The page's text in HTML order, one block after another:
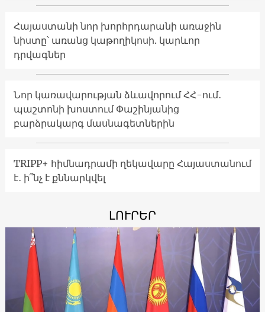
Հայաստանի նոր խորհրդարանի առաջին
նիստը՝ առանց կաթողիկոսի. կարևոր
դրվագներ
Նոր կառավարության ձևավորում ՀՀ-ում․
պաշտոնի խոստում Փաշինյանից
բարձրակարգ մասնագետներին
TRIPP+ հիմնադրամի ղեկավարը Հայաստանում
է․ ի՞նչ է քննարկվել
ԼՈՒՐԵՐ